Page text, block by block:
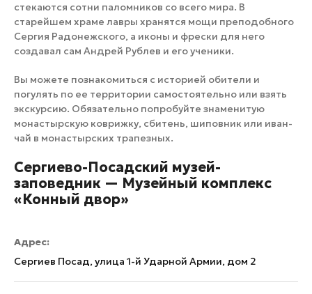
стекаются сотни паломников со всего мира. В
старейшем храме лавры хранятся мощи преподобного
Сергия Радонежского, а иконы и фрески для него
создавал сам Андрей Рублев и его ученики.
Вы можете познакомиться с историей обители и
погулять по ее территории самостоятельно или взять
экскурсию. Обязательно попробуйте знаменитую
монастырскую коврижку, сбитень, шиповник или иван-
чай в монастырских трапезных.
Сергиево-Посадский музей-
заповедник — Музейный комплекс
«Конный двор»
Адрес:
Сергиев Посад, улица 1-й Ударной Армии, дом 2